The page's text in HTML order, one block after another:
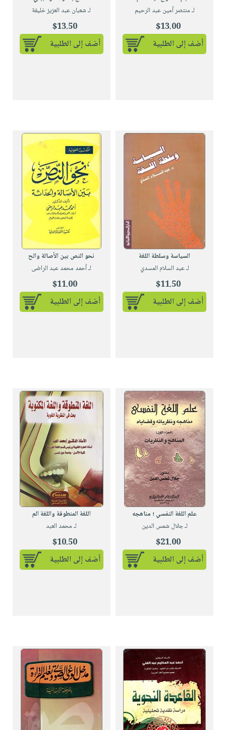
لـ منتصر أمين عبد الرحيم
$13.00
أضف إلى الطلبية
لـ شعبان عبد العزيز خليفة
$13.50
أضف إلى الطلبية
السياسة وسلطة اللغة
لـ عبد السلام المسدي
$11.50
أضف إلى الطلبية
نحو النص بين الأصالة والح
لـ أحمد محمد عبد الراضى
$11.00
أضف إلى الطلبية
علم اللغة النفسي ؛ مناهجه
لـ جلال شمس الدين
$21.00
أضف إلى الطلبية
اللغة المنطوقة واللغة الم
لـ محمد العبد
$10.50
أضف إلى الطلبية